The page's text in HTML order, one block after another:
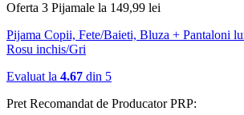
Oferta 3 Pijamale la 149,99 lei
Pijama Copii, Fete/Baieti, Bluza + Pantaloni
Rosu inchis/Gri
Evaluat la 4.67 din 5
Pret Recomandat de ProducatorPRP: